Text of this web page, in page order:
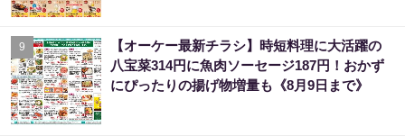
9
【オーケー最新チラシ】時短料理に大活躍の
八宝菜314円に魚肉ソーセージ187円！おかず
にぴったりの揚げ物増量も《8月9日まで》